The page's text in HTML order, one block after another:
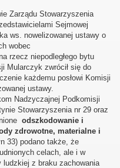
Zarządu Stowarzyszenia
Sejmowej
ws. nowelizowanej ustawy o
wobec
rzecz niepodległego bytu
Mularczyk zwrócił się do
każdemu posłowi Komisji
ustawy.
Nadzyczajnej Podkomisji
Stowarzyszenia nr 29 oraz
odszkodowanie i
zdrowotne, materialne i
33) podano także, że
celach, ale i w
ludzkiej z braku zachowania